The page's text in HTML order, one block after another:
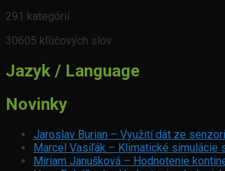
291 kategórií
30605 kľúčových slov
Jazyk / Language
Novinky
Jaroslav Burian – Využití dát ze
Marcel Vasiľák – Klimatické simulácie
Miriam Janušková – Hodnotenie